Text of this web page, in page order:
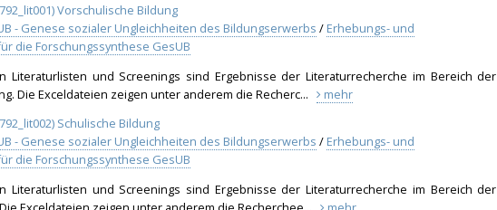
Vorschulische Bildung
- Genese sozialer Ungleichheiten des Bildungserwerbs / Erhebungs- und
die Forschungssynthese GesUB
Literaturlisten und Screenings sind Ergebnisse der Literaturrecherche im Bereich der
Die Exceldateien zeigen unter anderem die Recherc...
mehr
Schulische Bildung
- Genese sozialer Ungleichheiten des Bildungserwerbs / Erhebungs- und
die Forschungssynthese GesUB
Literaturlisten und Screenings sind Ergebnisse der Literaturrecherche im Bereich der